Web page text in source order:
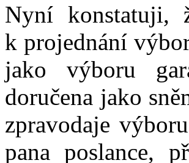
Nyní konstatuji,
k projednání
jako výboru
doručena jako
zpravodaje
pana poslance,